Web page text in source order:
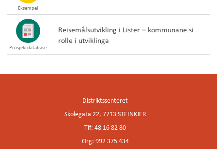
Eksempel
Prosjektdatabase
Reisemålsutvikling i Lister – kommunane si
rolle i utviklinga
Distriktssenteret
Skolegata 22, 7713 STEINKJER
Tlf: 48 16 82 80
Org: 992 375 434